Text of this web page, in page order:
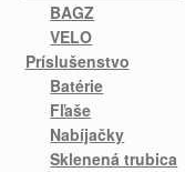
BAGZ
VELO
Príslušenstvo
Batérie
Fľaše
Nabíjačky
Sklenená trubica